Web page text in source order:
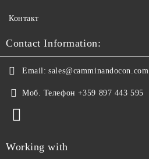
Контакт
Contact Information:
Email: sales@camminandocon.com
Моб. Телефон +359 897 443 595
Working with